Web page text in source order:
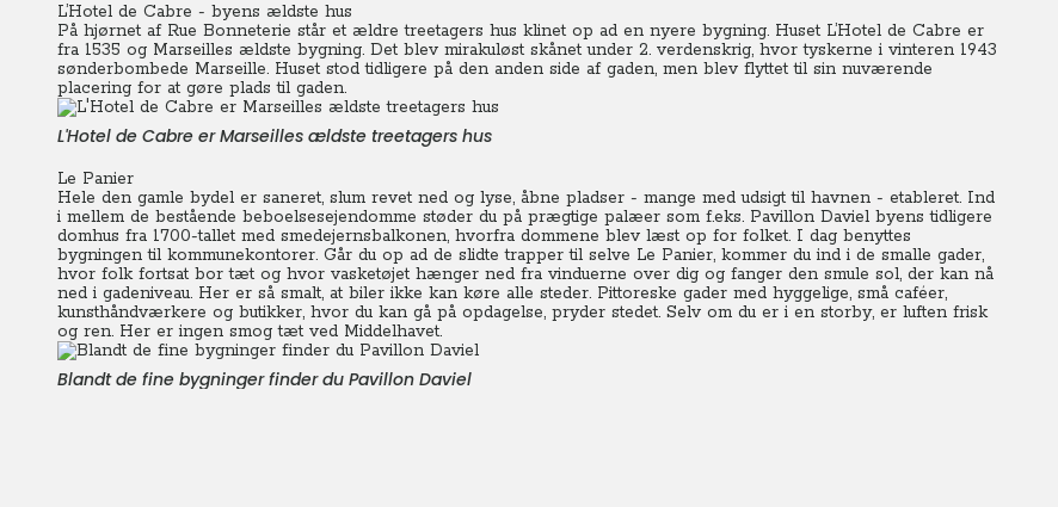
L’Hotel de Cabre - byens ældste hus
På hjørnet af Rue Bonneterie står et ældre treetagers hus klinet op ad en nyere bygning. Huset L’Hotel de Cabre er
fra 1535 og Marseilles ældste bygning. Det blev mirakuløst skånet under 2. verdenskrig, hvor tyskerne i vinteren 1943
sønderbombede Marseille. Huset stod tidligere på den anden side af gaden, men blev flyttet til sin nuværende
placering for at gøre plads til gaden.
L'Hotel de Cabre er Marseilles ældste treetagers hus
Le Panier
Hele den gamle bydel er saneret, slum revet ned og lyse, åbne pladser - mange med udsigt til havnen - etableret. Ind
i mellem de bestående beboelsesejendomme støder du på prægtige palæer som f.eks. Pavillon Daviel byens tidligere
domhus fra 1700-tallet med smedejernsbalkonen, hvorfra dommene blev læst op for folket. I dag benyttes
bygningen til kommunekontorer. Går du op ad de slidte trapper til selve Le Panier, kommer du ind i de smalle gader,
hvor folk fortsat bor tæt og hvor vasketøjet hænger ned fra vinduerne over dig og fanger den smule sol, der kan nå
ned i gadeniveau. Her er så smalt, at biler ikke kan køre alle steder. Pittoreske gader med hyggelige, små caféer,
kunsthåndværkere og butikker, hvor du kan gå på opdagelse, pryder stedet. Selv om du er i en storby, er luften frisk
og ren. Her er ingen smog tæt ved Middelhavet.
Blandt de fine bygninger finder du Pavillon Daviel